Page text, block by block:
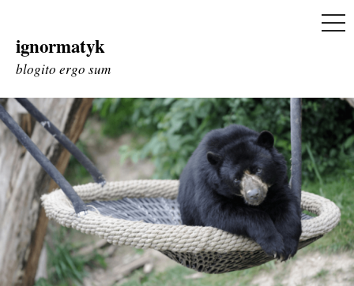
Skip
to
ignormatyk
blogito ergo sum